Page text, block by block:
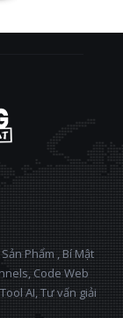
Phẩm , Bí Mật
Code Web
AI, Tư vấn giải